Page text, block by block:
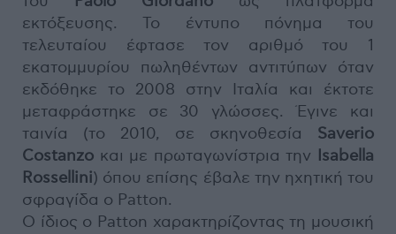
εκτόξευσης. Το έντυπο πόνημα του
τελευταίου έφτασε τον αριθμό του 1
εκατομμυρίου πωληθέντων αντιτύπων όταν
εκδόθηκε το 2008 στην Ιταλία και έκτοτε
μεταφράστηκε σε 30 γλώσσες. Έγινε και
ταινία (το 2010, σε σκηνοθεσία Saverio
Costanzo και με πρωταγωνίστρια την
Isabella
Rossellini) όπου επίσης έβαλε την ηχητική του
σφραγίδα ο Patton.
Ο ίδιος ο Patton χαρακτηρίζοντας τη μουσική